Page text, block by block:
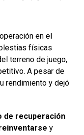
en el
físicas
terreno de juego,
A pesar de
rendimiento y dejó
de recuperación
y